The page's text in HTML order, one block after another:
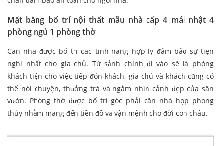
Mặt bằng bố trí nội thất mẫu nhà cấp 4 mái nhật 4
phòng ngủ 1 phòng thờ
Căn nhà được bố trí các tính năng hợp lý đảm bảo sự tiện
nghi nhất cho gia chủ. Từ sảnh chính đi vào sẽ là phòng
khách tiện cho việc tiếp đón khách, gia chủ và khách cũng có
thể nói chuyện, thưởng trà và ngắm nhìn cảnh đẹp của sân
vườn. Phòng thờ được bố trí góc phải căn nhà hợp phong
thủy nhằm mang đến tiền đồ và vận mệnh cho đời con cháu.